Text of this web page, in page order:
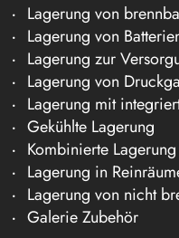
Lagerung von
Lagerung von
Lagerung zur
Lagerung von
Lagerung mit
Gekühlte Lagerung
Kombinierte Lagerung
Lagerung in
Lagerung von nicht
Galerie Zubehör